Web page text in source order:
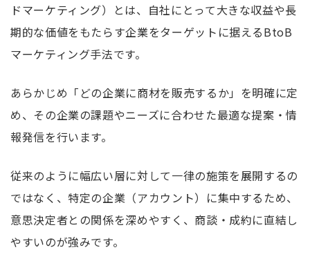
ドマーケティング）とは、自社にとって大きな収益や長
期的な価値をもたらす企業をターゲットに据えるBtoB
マーケティング手法です。
あらかじめ「どの企業に商材を販売するか」を明確に定
め、その企業の課題やニーズに合わせた最適な提案・情
報発信を行います。
従来のように幅広い層に対して一律の施策を展開するの
ではなく、特定の企業（アカウント）に集中するため、
意思決定者との関係を深めやすく、商談・成約に直結し
やすいのが強みです。